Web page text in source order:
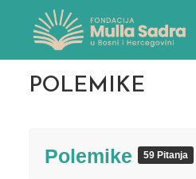
POLEMIKE
Polemike 59 Pitanja